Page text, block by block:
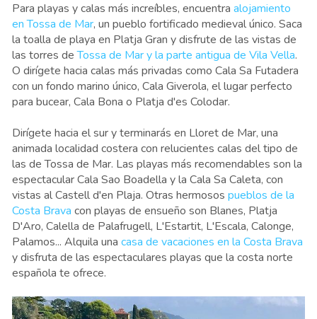
Para playas y calas más increíbles, encuentra alojamiento
en Tossa de Mar, un pueblo fortificado medieval único. Saca
la toalla de playa en Platja Gran y disfrute de las vistas de
las torres deTossa de Mar y la parte antigua de Vila Vella.
O dirígete hacia calas más privadas como Cala Sa Futadera
con un fondo marino único, Cala Giverola, el lugar perfecto
para bucear, Cala Bona o Platja d'es Colodar.
Dirígete hacia el sur y terminarás en Lloret de Mar, una
animada localidad costera con relucientes calas del tipo de
las de Tossa de Mar. Las playas más recomendables son la
espectacular Cala Sao Boadella y la Cala Sa Caleta, con
vistas al Castell d'en Plaja. Otras hermosos pueblos de la
Costa Brava con playas de ensueño son Blanes, Platja
D'Aro, Calella de Palafrugell, L'Estartit, L'Escala, Calonge,
Palamos... Alquila una casa de vacaciones en la Costa Brava
y disfruta de las espectaculares playas que la costa norte
española te ofrece.